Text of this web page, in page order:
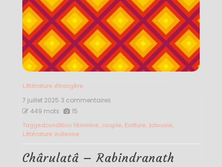
Littérature étrangère
7 juillet 2025 3 commentaires
Rabindranath
449 mots 15
Taggedcondition féminine, couple, Ecriture, Jalousie,
Littérature indienne
Chârulatâ – Rabindranath